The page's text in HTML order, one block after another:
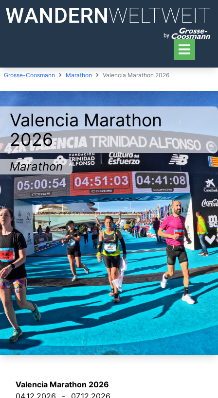
Grosse-Coosmann Marathon Valencia Marathon 2026
Valencia Marathon
2026
Marathon
Valencia Marathon 2026